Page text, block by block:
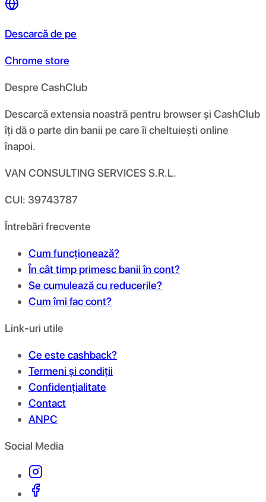
Descarcă de pe
Chrome store
Despre CashClub
Descarcă extensia noastră pentru browser și CashClub
îți dă o parte din banii pe care îi cheltuiești online
înapoi.
VAN CONSULTING SERVICES S.R.L.
CUI: 39743787
Întrebări frecvente
Cum funcționează?
În cât timp primesc banii în cont?
Se cumulează cu reducerile?
Cum îmi fac cont?
Link-uri utile
Ce este cashback?
Termeni și condiții
Confidențialitate
Contact
ANPC
Social Media